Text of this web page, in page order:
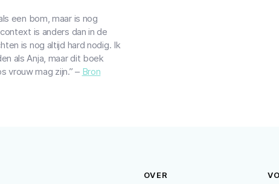
een bom, maar is nog
is anders dan in de
is nog altijd hard nodig. Ik
als Anja, maar dit boek
vrouw mag zijn.” – Bron
OVER